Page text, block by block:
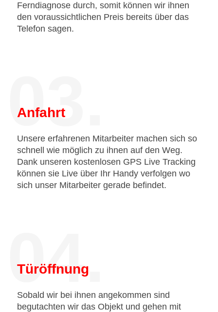
Ferndiagnose durch, somit können wir ihnen
den voraussichtlichen Preis bereits über das
Telefon sagen.
03.
Anfahrt
Unsere erfahrenen Mitarbeiter machen sich so
schnell wie möglich zu ihnen auf den Weg.
Dank unseren kostenlosen GPS Live Tracking
können sie Live über Ihr Handy verfolgen wo
sich unser Mitarbeiter gerade befindet.
04.
Türöffnung
Sobald wir bei ihnen angekommen sind
begutachten wir das Objekt und gehen mit